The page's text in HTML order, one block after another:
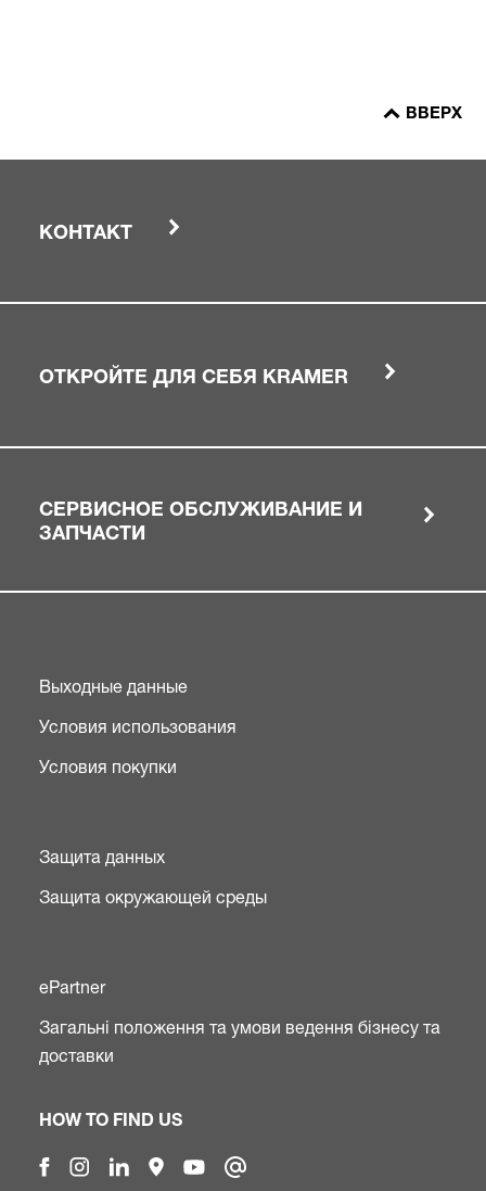
ВВЕРХ
КОНТАКТ
ОТКРОЙТЕ ДЛЯ СЕБЯ KRAMER
СЕРВИСНОЕ ОБСЛУЖИВАНИЕ И
ЗАПЧАСТИ
Выходные данные
Условия использования
Условия покупки
Защита данных
Защита окружающей среды
ePartner
Загальні положення та умови ведення бізнесу та
доставки
HOW TO FIND US